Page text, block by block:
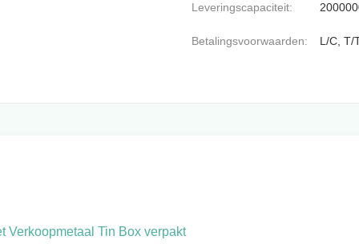
Leveringscapaciteit:
Betalingsvoorwaarden: L/C, T/
Verkoopmetaal Tin Box verpakt